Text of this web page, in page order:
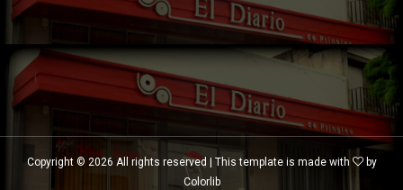
Copyright © 2026 All rights reserved | This template is made with
by
Colorlib